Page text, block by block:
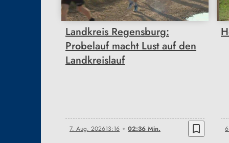
Landkreis Regensburg:
Probelauf macht Lust auf den
Landkreislauf
7. Aug. 202613:16 02:36 Min. bookmark_border